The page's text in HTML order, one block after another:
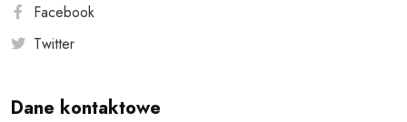
Facebook
Twitter
Dane kontaktowe